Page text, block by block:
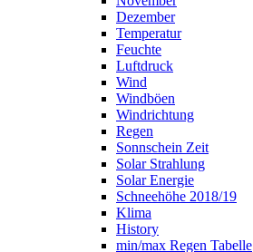
Dezember
Temperatur
Feuchte
Luftdruck
Wind
Windböen
Windrichtung
Regen
Sonnschein Zeit
Solar Strahlung
Solar Energie
Schneehöhe 2018/19
Klima
History
min/max Regen Tabelle